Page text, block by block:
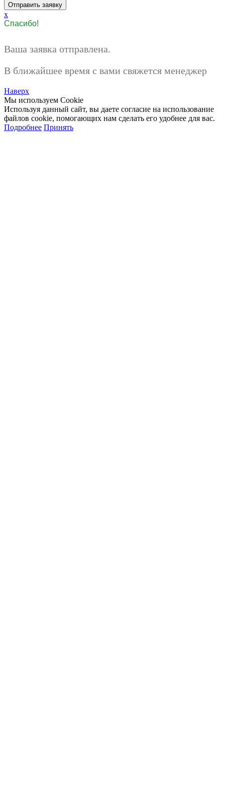
x
Спасибо!
Ваша заявка отправлена.
В ближайшее время с вами свяжется менеджер
Наверх
Мы используем Cookie
Используя данный сайт, вы даете согласие на использование
файлов cookie, помогающих нам сделать его удобнее для вас.
Подробнее Принять